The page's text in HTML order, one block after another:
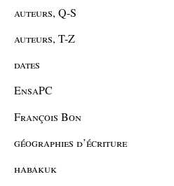
auteurs, Q-S
auteurs, T-Z
dates
EnsaPC
François Bon
géographies d’écriture
habakuk